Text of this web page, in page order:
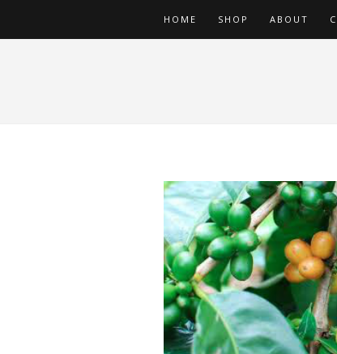
HOME SHOP ABOUT